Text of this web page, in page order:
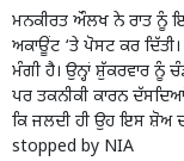
ਮਨਕੀਰਤ ਔਲਖ ਨੇ ਰਾਤ ਨੂੰ
ਅਕਾਊਂਟ ‘ਤੇ ਪੋਸਟ ਕਰ
ਮੰਗੀ ਹੈ। ਉਨ੍ਹਾਂ ਸ਼ੁੱਕਰਵਾਰ ਨੂੰ
ਪਰ ਤਕਨੀਕੀ ਕਾਰਨ
ਕਿ ਜਲਦੀ ਹੀ ਉਹ ਇਸ ਸ਼ੋਅ
stopped by NIA